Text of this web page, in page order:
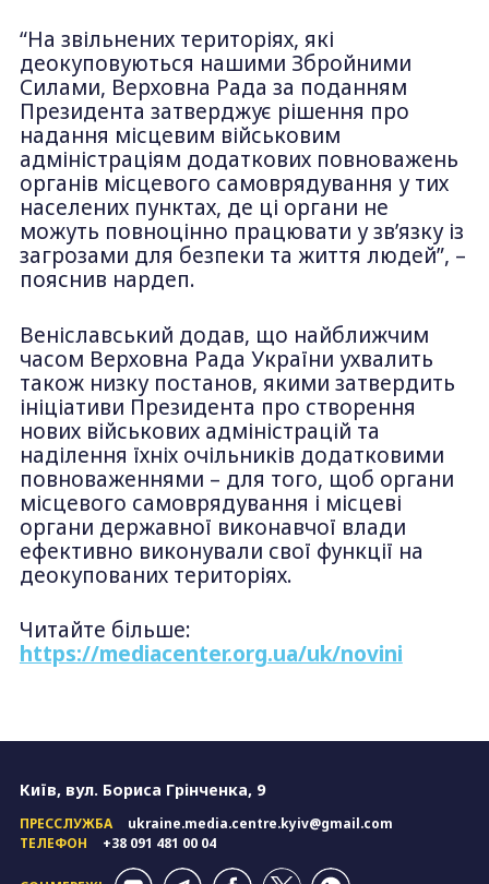
“На звільнених територіях, які
деокуповуються нашими Збройними
Силами, Верховна Рада за поданням
Президента затверджує рішення про
надання місцевим військовим
адміністраціям додаткових повноважень
органів місцевого самоврядування у тих
населених пунктах, де ці органи не
можуть повноцінно працювати у зв’язку із
загрозами для безпеки та життя людей”, –
пояснив нардеп.
Веніславський додав, що найближчим
часом Верховна Рада України ухвалить
також низку постанов, якими затвердить
ініціативи Президента про створення
нових військових адміністрацій та
наділення їхніх очільників додатковими
повноваженнями – для того, щоб органи
місцевого самоврядування і місцеві
органи державної виконавчої влади
ефективно виконували свої функції на
деокупованих територіях.
Читайте більше:
https://mediacenter.org.ua/uk/novini
Київ, вул. Бориса Грінченка, 9
ПРЕССЛУЖБА
ukraine.media.centre.kyiv@gmail.com
ТЕЛЕФОН
+38 091 481 00 04